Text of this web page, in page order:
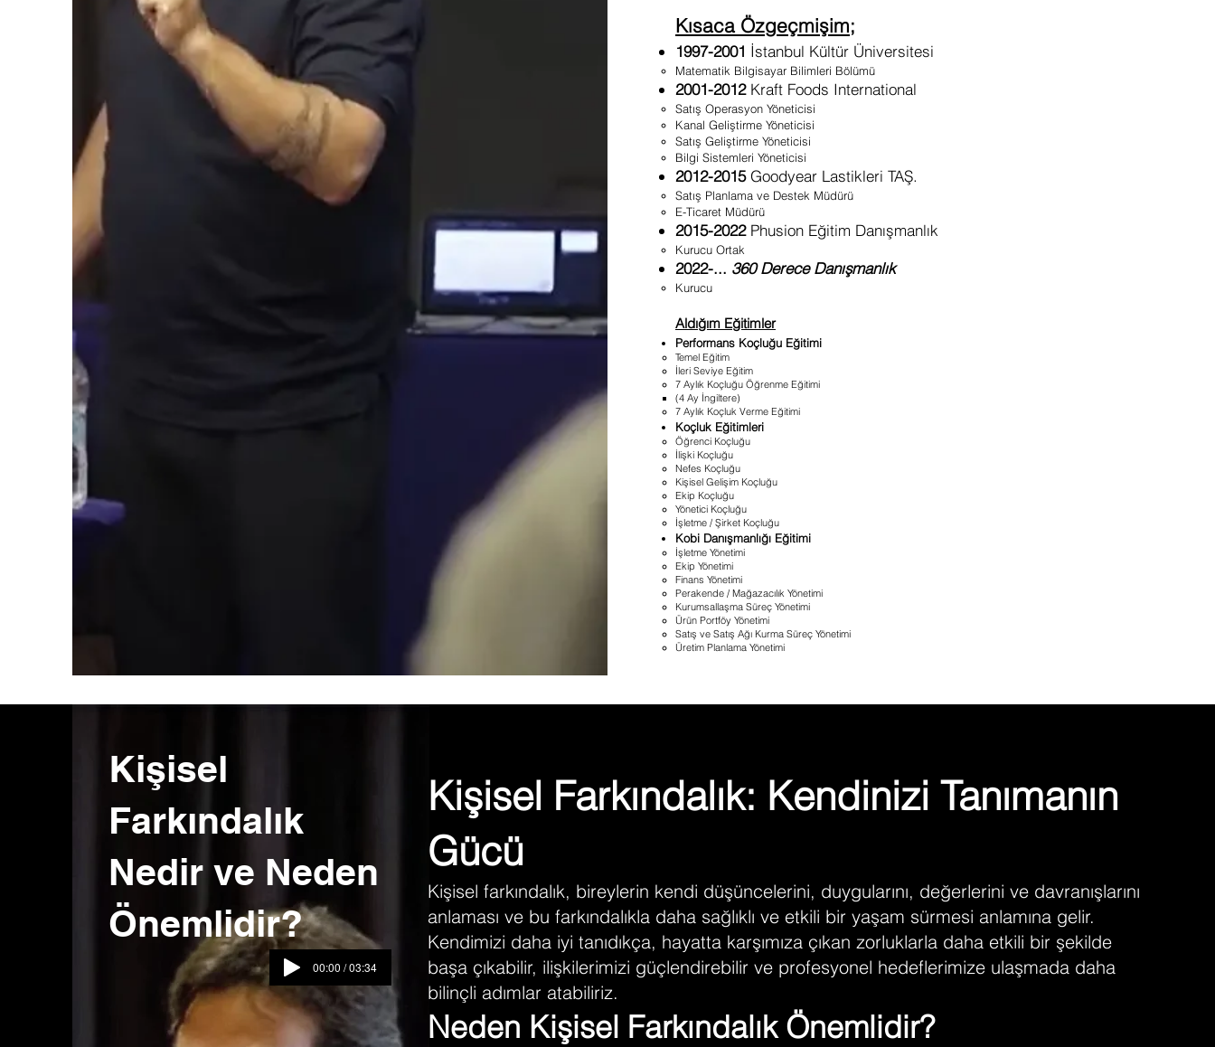
Kısaca Özgeçmişim;
1997-2001 İstanbul Kültür Üniversitesi
Matematik Bilgisayar Bilimleri Bölümü
2001-2012Kraft Foods International
Satış Operasyon Yöneticisi
Kanal Geliştirme Yöneticisi
Satış Geliştirme Yöneticisi
Bilgi Sistemleri Yöneticisi
2012-2015Goodyear Lastikleri TAŞ.
Satış Planlama ve Destek Müdürü
E-Ticaret Müdürü
2015-2022Phusion Eğitim Danışmanlık
Kurucu Ortak​
2022-... 360 Derece Danışmanlık
Kurucu​
Aldığım Eğitimler
Performans Koçluğu Eğitimi
Temel Eğitim
İleri Seviye Eğitim
7 Aylık Koçluğu Öğrenme Eğitimi
(4 Ay İngiltere)
7 Aylık Koçluk Verme Eğitimi
Koçluk Eğitimleri
Öğrenci Koçluğu
İlişki Koçluğu
Nefes Koçluğu
Kişisel Gelişim Koçluğu
Ekip Koçluğu
Yönetici Koçluğu
İşletme / Şirket Koçluğu
Kobi Danışmanlığı Eğitimi
İşletme Yönetimi​
Ekip Yönetimi
Finans Yönetimi
Perakende / Mağazacılık Yönetimi
Kurumsallaşma Süreç Yönetimi
Ürün Portföy Yönetimi
Satış ve Satış Ağı Kurma Süreç Yönetimi
Üretim Planlama Yönetimi
Kişisel
Farkındalık
Nedir ve Neden
Önemlidir?
00:00 / 03:34
Kişisel Farkındalık: Kendinizi Tanımanın
Gücü
Kişisel farkındalık, bireylerin kendi düşüncelerini, duygularını, değerlerini ve davranışlarını
anlaması ve bu farkındalıkla daha sağlıklı ve etkili bir yaşam sürmesi anlamına gelir.
Kendimizi daha iyi tanıdıkça, hayatta karşımıza çıkan zorluklarla daha etkili bir şekilde
başa çıkabilir, ilişkilerimizi güçlendirebilir ve profesyonel hedeflerimize ulaşmada daha
bilinçli adımlar atabiliriz.
Neden Kişisel Farkındalık Önemlidir?